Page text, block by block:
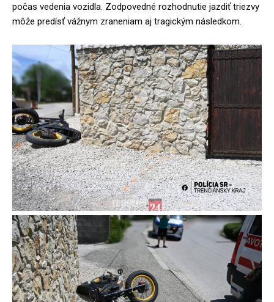
počas vedenia vozidla. Zodpovedné rozhodnutie jazdiť triezvy
môže predísť vážnym zraneniam aj tragickým následkom.